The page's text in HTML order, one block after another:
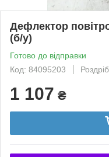
Дефлектор
(б/у)
Готово до відправки
Код: 84095203
Роздріб
1 107 ₴